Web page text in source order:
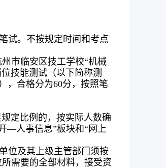
试。不按规定时间和考点
市临安区技工学校“机械
技能测试（以下简称测
，合格分为60分，按照笔
定比例的，按实际人数确
—人事信息”板块和“网上
位及其上级主管部门须按
需要的全部材料，接受资